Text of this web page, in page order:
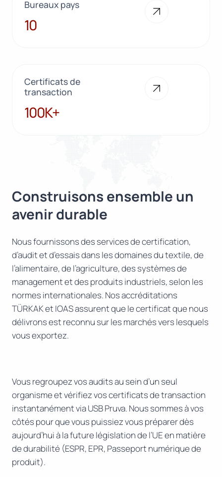
Bureaux pays
10
10
Certificats de
transaction
100K+
100K+
Construisons ensemble un
avenir durable
Nous fournissons des services de certification,
d’audit et d’essais dans les domaines du textile, de
l’alimentaire, de l’agriculture, des systèmes de
management et des produits industriels, selon les
normes internationales. Nos accréditations
TÜRKAK et IOAS assurent que le certificat que nous
délivrons est reconnu sur les marchés vers lesquels
vous exportez.
Vous regroupez vos audits au sein d’un seul
organisme et vérifiez vos certificats de transaction
instantanément via USB Pruva. Nous sommes à vos
côtés pour que vous puissiez vous préparer dès
aujourd’hui à la future législation de l’UE en matière
de durabilité (ESPR, EPR, Passeport numérique de
produit).